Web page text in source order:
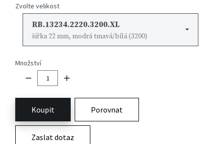
Zvolte velikost
RB.13234.2220.3200.XL
šířka 22 mm, modrá tmavá/bílá (3200)
Množství
Koupit Porovnat
Zaslat dotaz